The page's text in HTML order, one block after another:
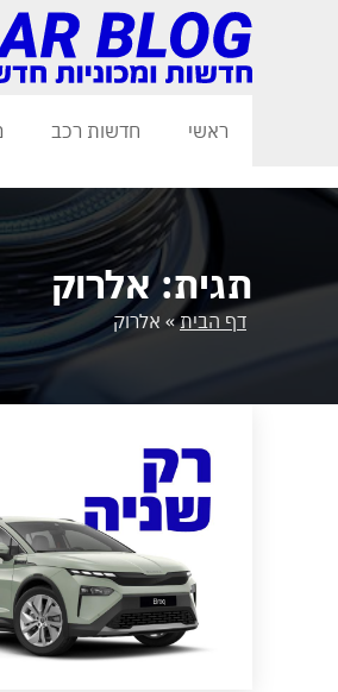
ראשי חדשות רכב
תגית: אלרוק
דף הבית» אלרוק